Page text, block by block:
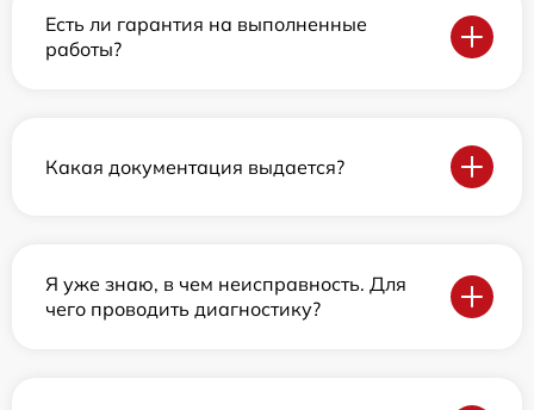
Есть ли гарантия на выполненные
работы?
Какая документация выдается?
Я уже знаю, в чем неисправность. Для
чего проводить диагностику?